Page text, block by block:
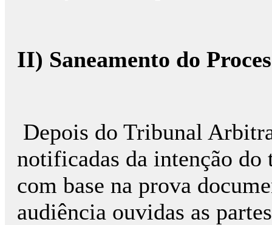
II) Saneamento do
Depois do Tribunal
notificadas da intenção
com base na prova
audiência ouvidas as